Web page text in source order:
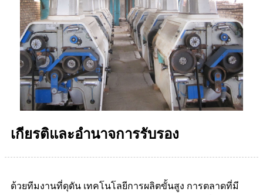
เกียรติและอำนาจการรับรอง
ด้วยทีมงานที่ดุดัน เทคโนโลยีการผลิตขั้นสูง การตลาดที่มี